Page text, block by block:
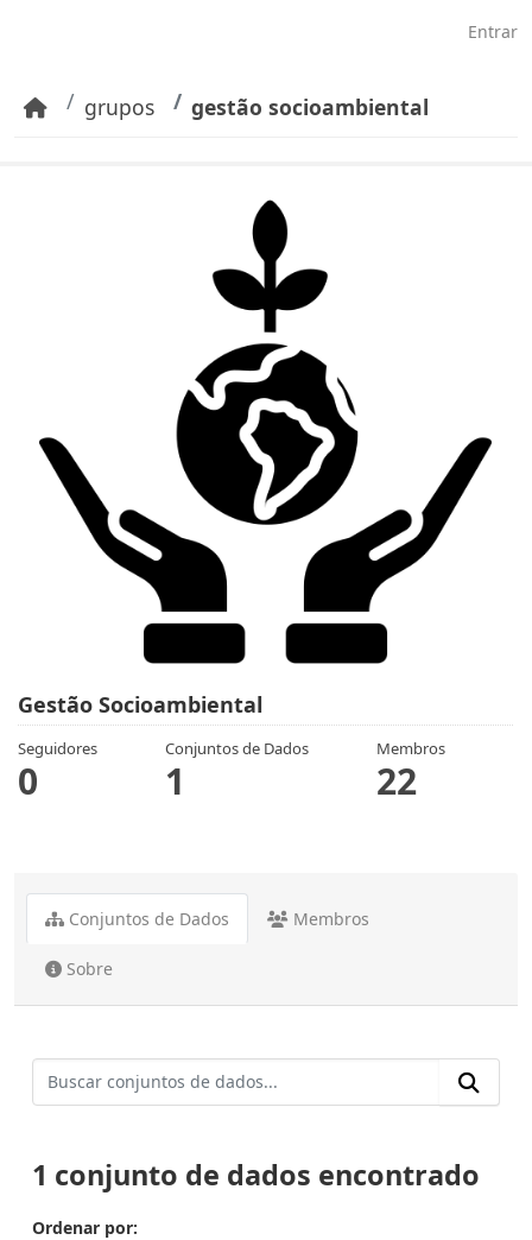
Entrar
grupos gestão socioambiental
Gestão Socioambiental
Seguidores
0
Conjuntos de Dados
1
Membros
22
Conjuntos de Dados Membros
Sobre
1 conjunto de dados encontrado
Ordenar por